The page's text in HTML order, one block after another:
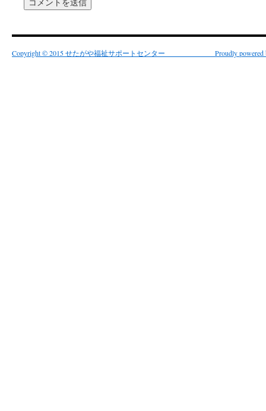
Copyright © 2015 せたがや福祉サポートセンター Proudly powered by